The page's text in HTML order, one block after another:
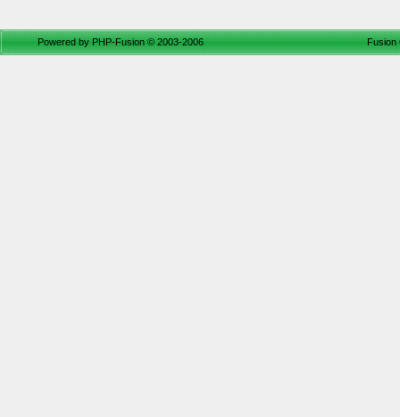
Powered byPHP-Fusion© 2003-2006 Fusion